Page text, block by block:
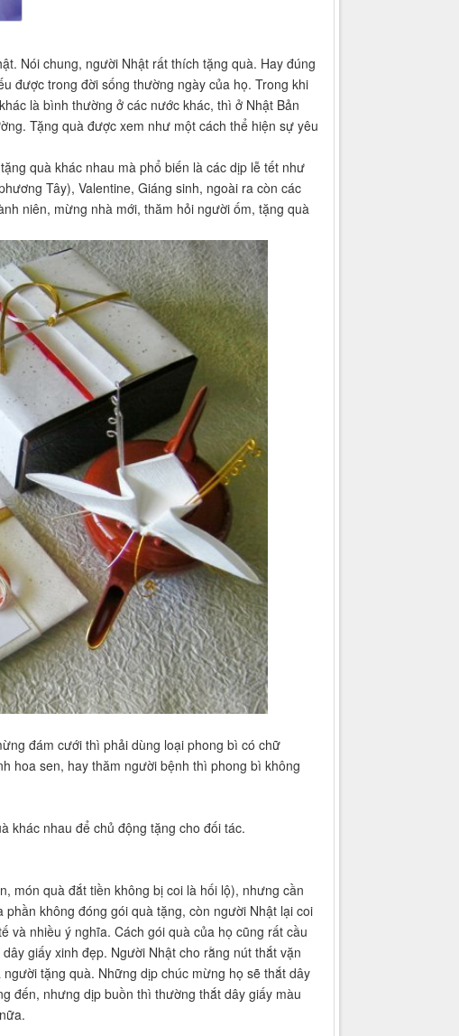
Nói chung, người Nhật rất thích tặng quà. Hay đúng
được trong đời sống thường ngày của họ. Trong khi
là bình thường ở các nước khác, thì ở Nhật Bản
Tặng quà được xem như một cách thể hiện sự yêu
quà khác nhau mà phổ biến là các dịp lễ tết như
Tây), Valentine, Giáng sinh, ngoài ra còn các
niên, mừng nhà mới, thăm hỏi người ốm, tặng quà
đám cưới thì phải dùng loại phong bì có chữ
hoa sen, hay thăm người bệnh thì phong bì không
khác nhau để chủ động tặng cho đối tác.
món quà đắt tiền không bị coi là hối lộ), nhưng cần
không đóng gói quà tặng, còn người Nhật lại coi
và nhiều ý nghĩa. Cách gói quà của họ cũng rất cầu
giấy xinh đẹp. Người Nhật cho rằng nút thắt vặn
tặng quà. Những dịp chúc mừng họ sẽ thắt dây
đến, nhưng dịp buồn thì thường thắt dây giấy màu